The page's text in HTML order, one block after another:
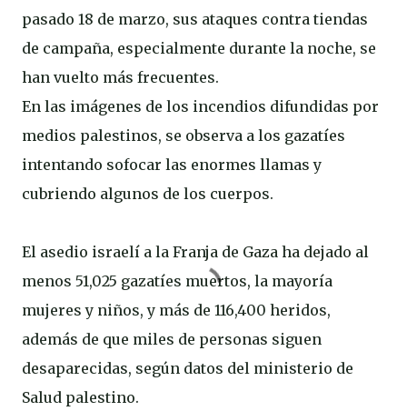
pasado 18 de marzo, sus ataques contra tiendas
de campaña, especialmente durante la noche, se
han vuelto más frecuentes.
En las imágenes de los incendios difundidas por
medios palestinos, se observa a los gazatíes
intentando sofocar las enormes llamas y
cubriendo algunos de los cuerpos.
El asedio israelí a la Franja de Gaza ha dejado al
menos 51,025 gazatíes muertos, la mayoría
mujeres y niños, y más de 116,400 heridos,
además de que miles de personas siguen
desaparecidas, según datos del ministerio de
Salud palestino.